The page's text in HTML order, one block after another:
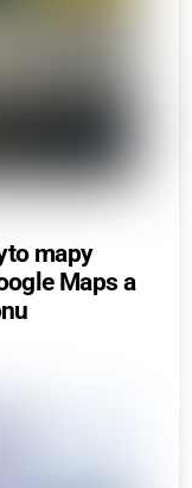
mapy
Maps a